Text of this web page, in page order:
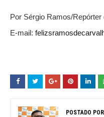
Por Sérgio Ramos/
E-mail:
POSTADO POR